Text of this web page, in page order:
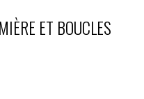
ET BOUCLES